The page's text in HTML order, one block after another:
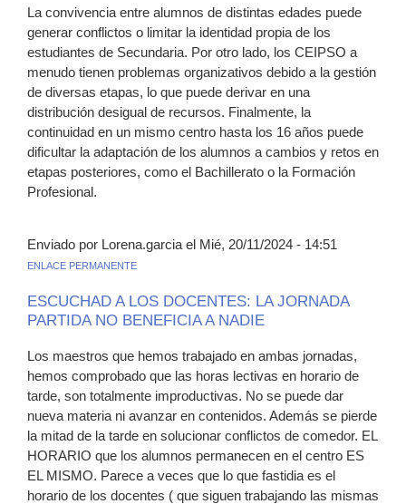
La convivencia entre alumnos de distintas edades puede
generar conflictos o limitar la identidad propia de los
estudiantes de Secundaria. Por otro lado, los CEIPSO a
menudo tienen problemas organizativos debido a la gestión
de diversas etapas, lo que puede derivar en una
distribución desigual de recursos. Finalmente, la
continuidad en un mismo centro hasta los 16 años puede
dificultar la adaptación de los alumnos a cambios y retos en
etapas posteriores, como el Bachillerato o la Formación
Profesional.
Enviado por Lorena.garcia el Mié, 20/11/2024 - 14:51
ENLACE PERMANENTE
ESCUCHAD A LOS DOCENTES: LA JORNADA
PARTIDA NO BENEFICIA A NADIE
Los maestros que hemos trabajado en ambas jornadas,
hemos comprobado que las horas lectivas en horario de
tarde, son totalmente improductivas. No se puede dar
nueva materia ni avanzar en contenidos. Además se pierde
la mitad de la tarde en solucionar conflictos de comedor. EL
HORARIO que los alumnos permanecen en el centro ES
EL MISMO. Parece a veces que lo que fastidia es el
horario de los docentes ( que siguen trabajando las mismas